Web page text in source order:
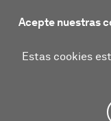
Acepte nuestras
Estas cookies